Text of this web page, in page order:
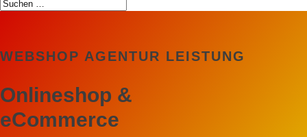
WEBSHOP AGENTUR LEISTUNG
Onlineshop &
eCommerce